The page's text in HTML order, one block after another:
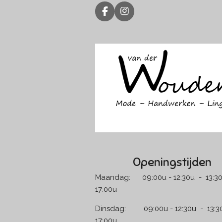
F
a
e
I
n
t
g
r
a
m
Openingstijden
Maandag: 09:00u - 12:30u -
17:00u
Dinsdag: 09:00u - 12:30u -